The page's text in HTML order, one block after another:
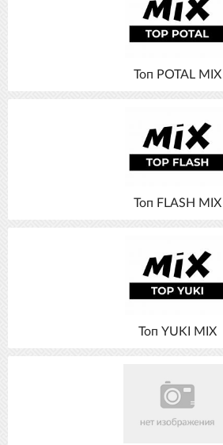
Топ POTAL MIX
Топ FLASH MIX
Топ YUKI MIX